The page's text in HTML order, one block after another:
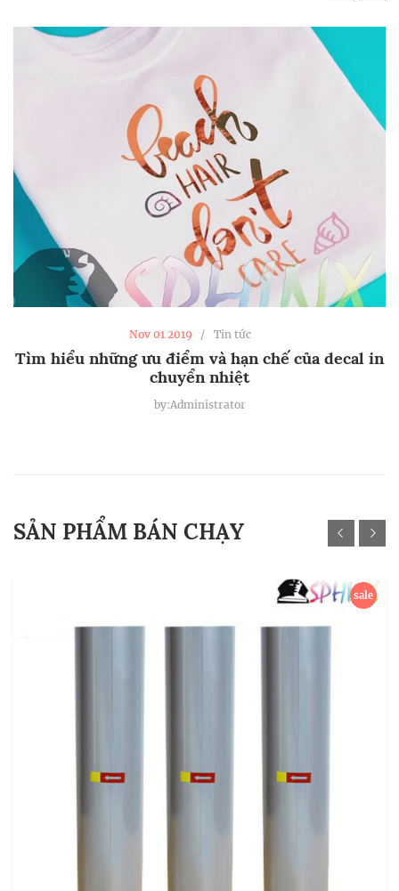
Nov 01 2019 Tin tức
Tìm hiểu những ưu điểm và hạn chế của decal in
chuyển nhiệt
by:Administrator
SẢN PHẨM BÁN CHẠY
sale